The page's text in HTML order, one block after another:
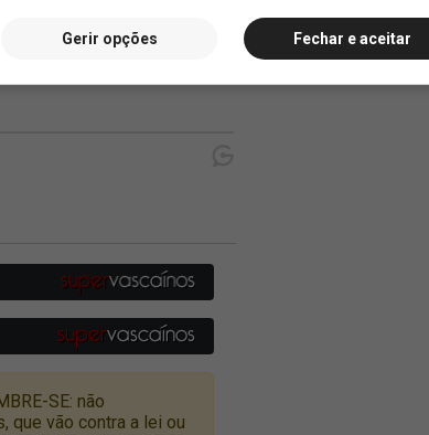
Fechar e aceitar
Gerir opções